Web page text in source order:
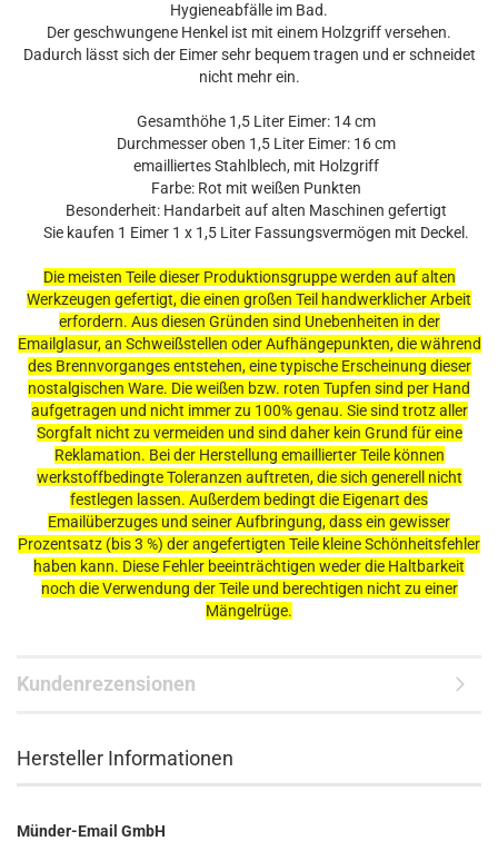
Hygieneabfälle im Bad.
Der geschwungene Henkel ist mit einem Holzgriff versehen.
Dadurch lässt sich der Eimer sehr bequem tragen und er schneidet
nicht mehr ein.
Gesamthöhe 1,5 Liter Eimer: 14 cm
Durchmesser oben 1,5 Liter Eimer: 16 cm
emailliertes Stahlblech, mit Holzgriff
Farbe: Rot mit weißen Punkten
Besonderheit: Handarbeit auf alten Maschinen gefertigt
Sie kaufen 1 Eimer 1 x 1,5 Liter Fassungsvermögen mit Deckel.
Die meisten Teile dieser Produktionsgruppe werden auf alten
Werkzeugen gefertigt, die einen großen Teil handwerklicher Arbeit
erfordern. Aus diesen Gründen sind Unebenheiten in der
Emailglasur, an Schweißstellen oder Aufhängepunkten, die während
des Brennvorganges entstehen, eine typische Erscheinung dieser
nostalgischen Ware. Die weißen bzw. roten Tupfen sind per Hand
aufgetragen und nicht immer zu 100% genau. Sie sind trotz aller
Sorgfalt nicht zu vermeiden und sind daher kein Grund für eine
Reklamation. Bei der Herstellung emaillierter Teile können
werkstoffbedingte Toleranzen auftreten, die sich generell nicht
festlegen lassen. Außerdem bedingt die Eigenart des
Emailüberzuges und seiner Aufbringung, dass ein gewisser
Prozentsatz (bis 3 %) der angefertigten Teile kleine Schönheitsfehler
haben kann. Diese Fehler beeinträchtigen weder die Haltbarkeit
noch die Verwendung der Teile und berechtigen nicht zu einer
Mängelrüge.
Kundenrezensionen
Hersteller Informationen
Münder-Email GmbH